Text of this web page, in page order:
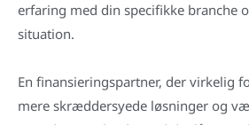
erfaring med din specifikke branche
situation.
En finansieringspartner, der virkelig
mere skræddersyede løsninger og